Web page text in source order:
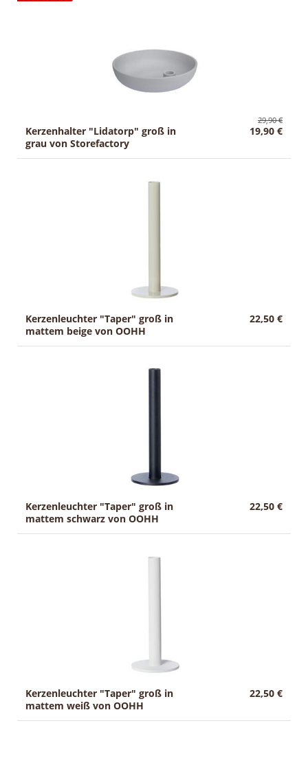
29,90 €
Kerzenhalter "Lidatorp" groß in
grau von Storefactory
19,90 €
Kerzenleuchter "Taper" groß in
mattem beige von OOHH
22,50 €
Kerzenleuchter "Taper" groß in
mattem schwarz von OOHH
22,50 €
Kerzenleuchter "Taper" groß in
mattem weiß von OOHH
22,50 €